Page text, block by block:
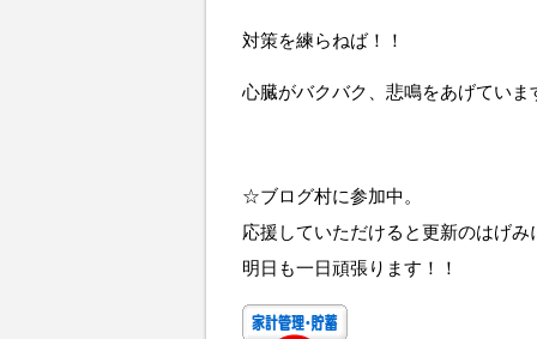
対策を練らねば！！
心臓がバクバク、悲鳴をあげていま
☆ブログ村に参加中。
応援していただけると更新のはげみ
明日も一日頑張ります！！